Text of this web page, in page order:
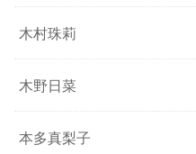
木村珠莉
木野日菜
本多真梨子